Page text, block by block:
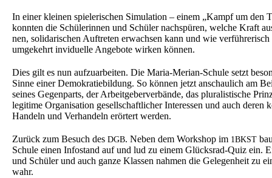
In einer kleinen spiele­ri­schen Simula­ti­on – einem „Kampf um den
konnten die Schüle­rin­nen und Schüler nachspü­ren, welche Kraft
nen, solida­ri­schen Auftre­ten erwach­sen kann und wie verfüh­re­risch
umgekehrt invidu­el­le Angebo­te wirken können.
Dies gilt es nun aufzu­ar­bei­ten. Die Maria-Merian-Schule setzt
Sinne einer Demokra­tie­bil­dung. So können jetzt anschau­lich am
seines Gegen­parts, der Arbeit­ge­ber­ver­bän­de, das plura­lis­ti­sche
legiti­me Organi­sa­ti­on gesell­schaft­li­cher Inter­es­sen und auch deren
Handeln und Verhan­deln erörtert werden.
Zurück zum Besuch des DGB. Neben dem Workshop im 1BKST
Schule einen Infostand auf und lud zu einem Glücks­rad-Quiz ein.
und Schüler und auch ganze Klassen nahmen die Gelegen­heit zu
wahr.